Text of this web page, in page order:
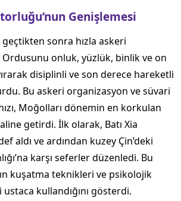
Genişlemesi
sonra hızla askeri
onluk, yüzlük, binlik ve on
disiplinli ve son derece hareketli
Bu askeri organizasyon ve süvari
Moğolları dönemin en korkulan
getirdi. İlk olarak, Batı Xia
aldı ve ardından kuzey Çin’deki
karşı seferler düzenledi. Bu
kuşatma teknikleri ve psikolojik
kullandığını gösterdi.